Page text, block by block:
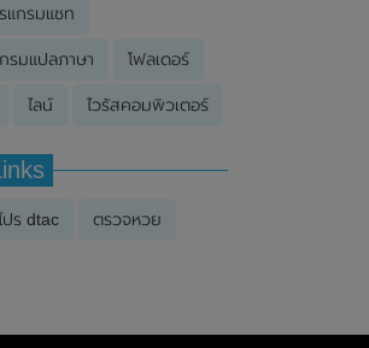
แกรมแชท
รมแปลภาษา โฟลเดอร์
ไลน์ ไวรัสคอมพิวเตอร์
ปร dtac ตรวจหวย